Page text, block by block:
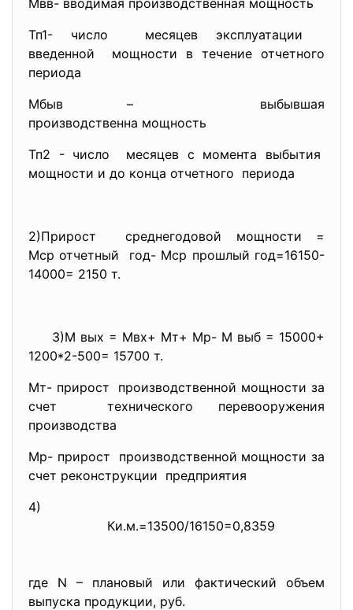
Мвв- вводимая производственная мощность
Тп1- число месяцев эксплуатации
введенной мощности в течение отчетного
периода
Мбыв – выбывшая
производственна мощность
Тп2 - число месяцев с момента выбытия
мощности и до конца отчетного периода
2)Прирост среднегодовой мощности =
Мср отчетный год- Мср прошлый год=16150-
14000= 2150 т.
3)М вых = Мвх+ Мт+ Мр- М выб = 15000+
1200*2-500= 15700 т.
Мт- прирост производственной мощности за
счет технического перевооружения
производства
Мр- прирост производственной мощности за
счет реконструкции предприятия
4)
Ки.м.=13500/16150=0,8359
где N – плановый или фактический объем
выпуска продукции, руб.